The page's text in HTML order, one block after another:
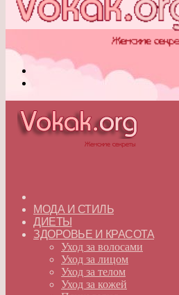
МОДА И СТИЛЬ
ДИЕТЫ
ЗДОРОВЬЕ И КРАСОТА
Уход за волосами
Уход за лицом
Уход за телом
Уход за кожей